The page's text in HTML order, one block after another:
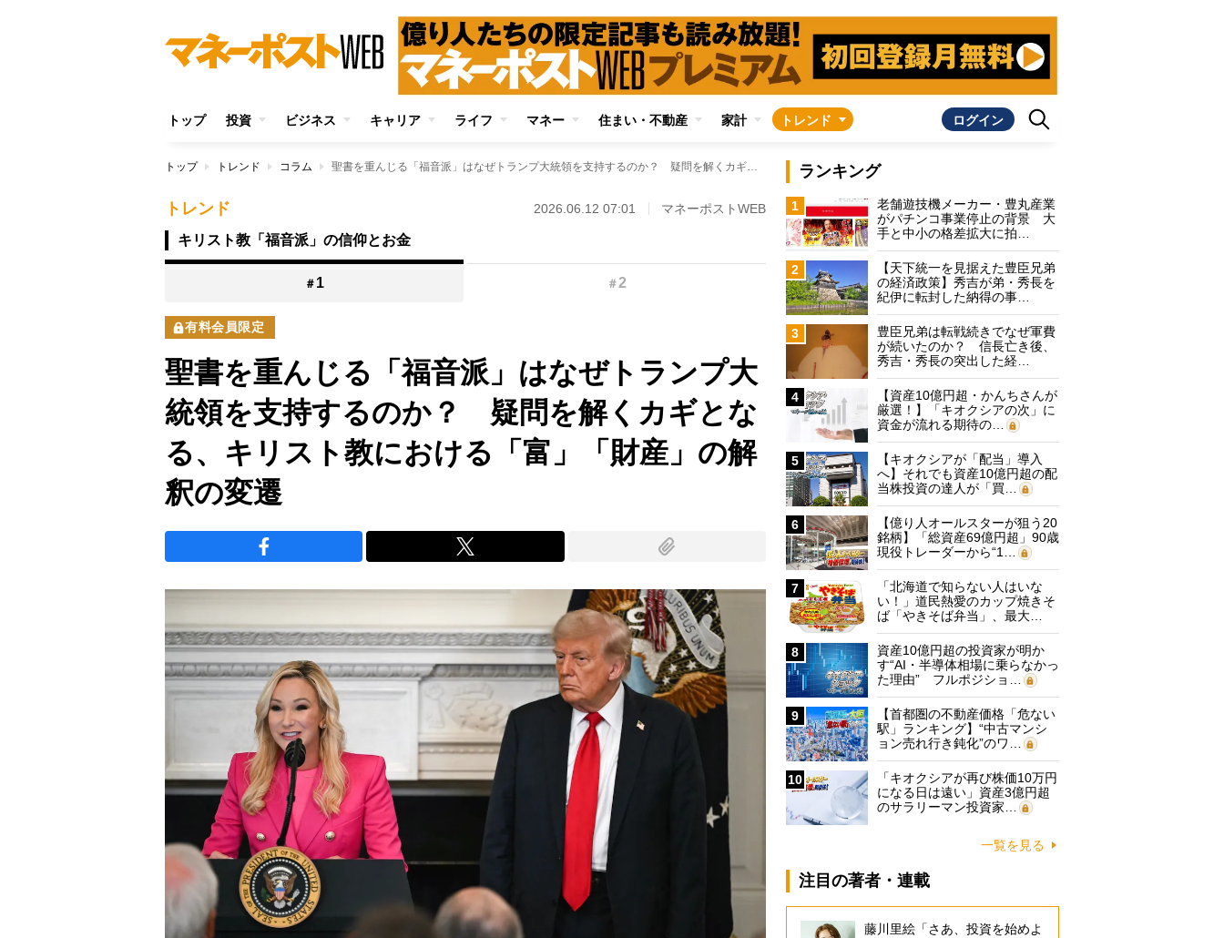
トップ 投資 ビジネス キャリア ライフ マネー 住まい・不動産 家計 トレンド ログイン
トップ トレンド コラム 聖書を重んじる「福音派」はなぜトランプ大統領を支持するのか？ 疑問を解くカギとなる、キリスト教における「富」「財産」の解釈の変遷
トレンド 2026.06.12 07:01 マネーポストWEB
キリスト教「福音派」の信仰とお金
＃ 1 ＃2
有料会員限定
聖書を重んじる「福音派」はなぜトランプ大
統領を支持するのか？ 疑問を解くカギとな
る、キリスト教における「富」「財産」の解
釈の変遷
ランキング
1
老舗遊技機メーカー・豊丸産業
がパチンコ事業停止の背景 大
手と中小の格差拡大に拍…
2
【天下統一を見据えた豊臣兄弟
の経済政策】秀吉が弟・秀長を
紀伊に転封した納得の事…
3
豊臣兄弟は転戦続きでなぜ軍費
が続いたのか？ 信長亡き後、
秀吉・秀長の突出した経…
4
【資産10億円超・かんちさんが
厳選！】「キオクシアの次」に
資金が流れる期待の…
5
【キオクシアが「配当」導入
へ】それでも資産10億円超の配
当株投資の達人が「買…
6
【億り人オールスターが狙う20
銘柄】「総資産69億円超」90歳
現役トレーダーから“1…
7
「北海道で知らない人はいな
い！」道民熱愛のカップ焼きそ
ば「やきそば弁当」、最大…
8
資産10億円超の投資家が明か
す“AI・半導体相場に乗らなかっ
た理由” フルポジショ…
9
【首都圏の不動産価格「危ない
駅」ランキング】“中古マンシ
ョン売れ行き鈍化”のワ…
10
「キオクシアが再び株価10万円
になる日は遠い」資産3億円超
のサラリーマン投資家…
一覧を見る
注目の著者・連載
藤川里絵「さあ、投資を始めよ